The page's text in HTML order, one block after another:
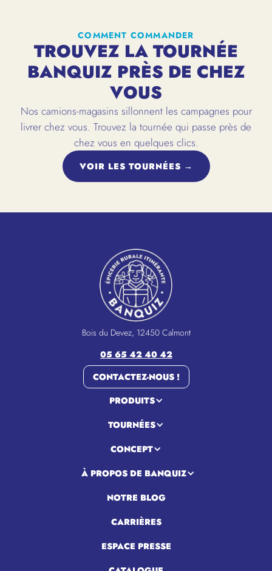
COMMENT COMMANDER
TROUVEZ LA TOURNÉE
BANQUIZ PRÈS DE CHEZ
VOUS
Nos camions-magasins sillonnent les campagnes pour
livrer chez vous. Trouvez la tournée qui passe près de
chez vous en quelques clics.
VOIR LES TOURNÉES →
Bois du Devez, 12450 Calmont
05 65 42 40 42
CONTACTEZ-NOUS !
PRODUITS
TOURNÉES
CONCEPT
À PROPOS DE BANQUIZ
NOTRE BLOG
CARRIÈRES
ESPACE PRESSE